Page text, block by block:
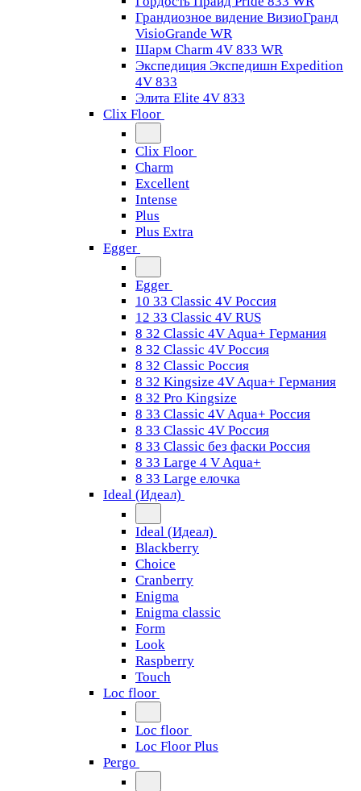
Грандиозное видение ВизиоГранд
VisioGrande WR
Шарм Charm 4V 833 WR
Экспедиция Экспедишн Expedition
4V 833
Элита Elite 4V 833
Clix Floor
Clix Floor
Charm
Excellent
Intense
Plus
Plus Extra
Egger
Egger
10 33 Classic 4V Россия
12 33 Classic 4V RUS
8 32 Classic 4V Aqua+ Германия
8 32 Classic 4V Россия
8 32 Classic Россия
8 32 Kingsize 4V Aqua+ Германия
8 32 Pro Kingsize
8 33 Classic 4V Aqua+ Россия
8 33 Classic 4V Россия
8 33 Classic без фаски Россия
8 33 Large 4 V Aqua+
8 33 Large елочка
Ideal (Идеал)
Ideal (Идеал)
Blackberry
Choice
Cranberry
Enigma
Enigma classic
Form
Look
Raspberry
Touch
Loc floor
Loc floor
Loc Floor Plus
Pergo